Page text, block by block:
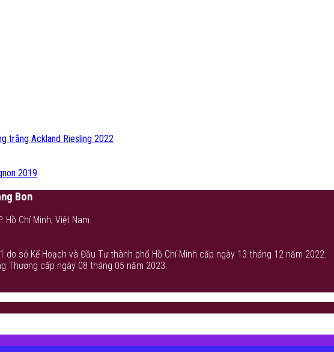
trắng Ackland Riesling 2022
2019
Bon
Hồ Chí Minh, Việt Nam.
sở Kế Hoạch và Đầu Tư thành phố Hồ Chí Minh cấp ngày 13 tháng 12 năm 2022.
Thương cấp ngày 08 tháng 05 năm 2023.